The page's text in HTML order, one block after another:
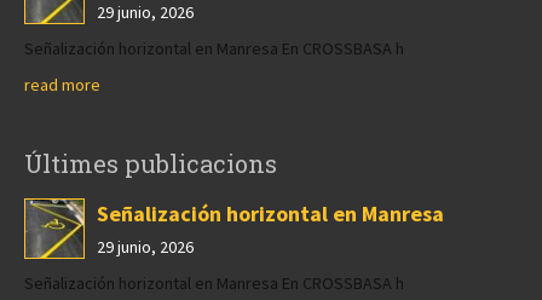
29 junio, 2026
Señalización horizontal en Manresa En CROSSBASA h
read more
Últimes publicacions
Señalización horizontal en Manresa
29 junio, 2026
Señalización horizontal en Manresa En CROSSBASA h